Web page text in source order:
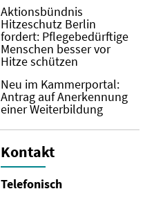
Aktionsbündnis
Hitzeschutz Berlin
fordert: Pflegebedürftige
Menschen besser vor
Hitze schützen
Neu im Kammerportal:
Antrag auf Anerkennung
einer Weiterbildung
Kontakt
Telefonisch